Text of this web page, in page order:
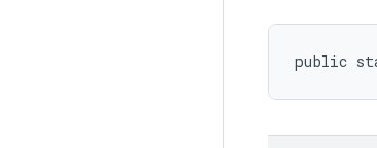
public